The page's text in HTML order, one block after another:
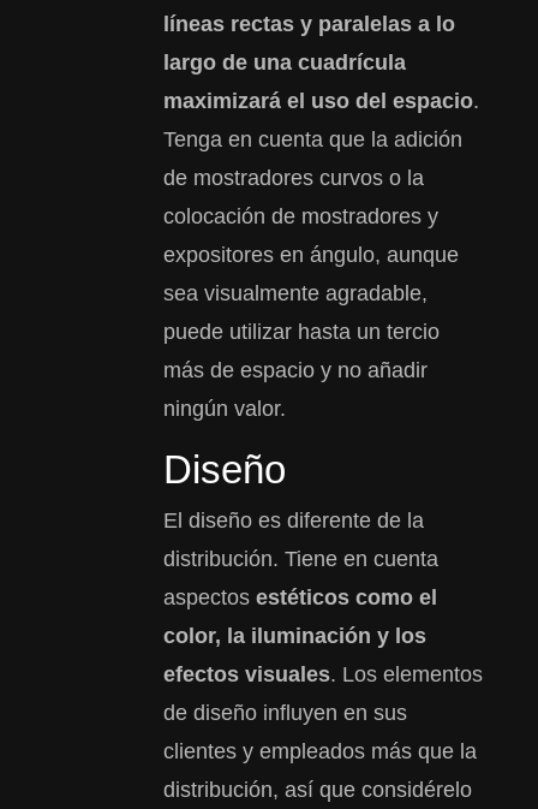
líneas rectas y paralelas a lo
largo de una cuadrícula
maximizará el uso del espacio.
Tenga en cuenta que la adición
de mostradores curvos o la
colocación de mostradores y
expositores en ángulo, aunque
sea visualmente agradable,
puede utilizar hasta un tercio
más de espacio y no añadir
ningún valor.
Diseño
El diseño es diferente de la
distribución. Tiene en cuenta
aspectos estéticos como el
color, la iluminación y los
efectos visuales. Los elementos
de diseño influyen en sus
clientes y empleados más que la
distribución, así que considérelo